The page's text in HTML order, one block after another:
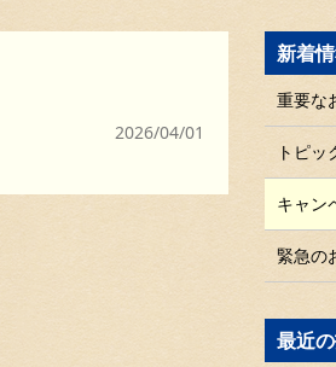
2026/04/01
新着
重要な
トピッ
キャン
緊急の
最近